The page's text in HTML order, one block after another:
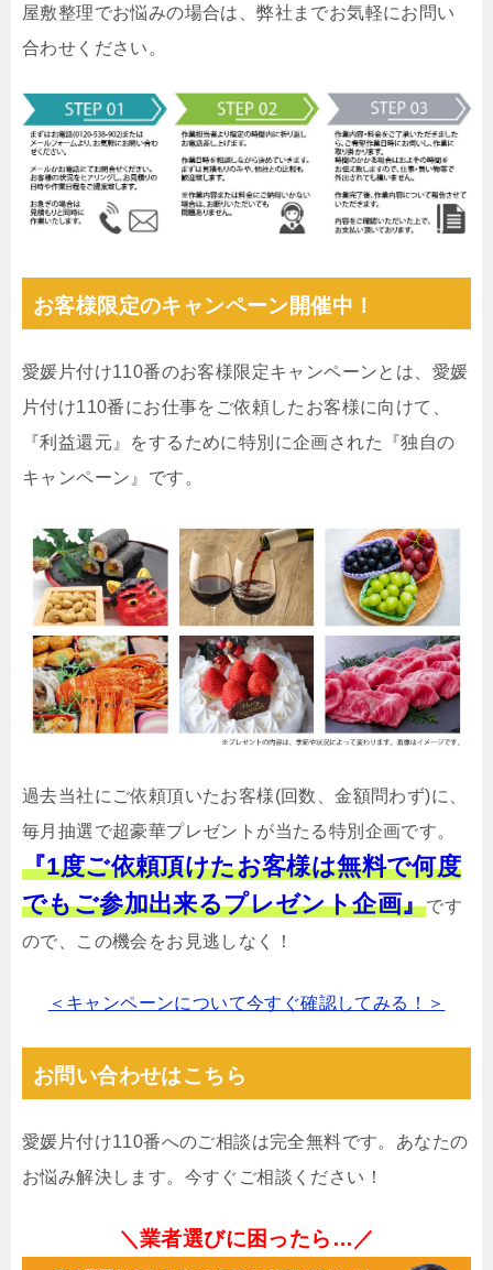
屋敷整理でお悩みの場合は、弊社までお気軽にお問い
合わせください。
お客様限定のキャンペーン開催中！
愛媛片付け110番のお客様限定キャンペーンとは、愛媛
片付け110番にお仕事をご依頼したお客様に向けて、
『利益還元』をするために特別に企画された『独自の
キャンペーン』です。
過去当社にご依頼頂いたお客様(回数、金額問わず)に、
毎月抽選で超豪華プレゼントが当たる特別企画です。
『1度ご依頼頂けたお客様は無料で何度
でもご参加出来るプレゼント企画』です
ので、この機会をお見逃しなく！
＜キャンペーンについて今すぐ確認してみる！＞
お問い合わせはこちら
愛媛片付け110番へのご相談は完全無料です。あなたの
お悩み解決します。今すぐご相談ください！
＼業者選びに困ったら…／